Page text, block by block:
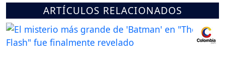
ARTÍCULOS RELACIONADOS